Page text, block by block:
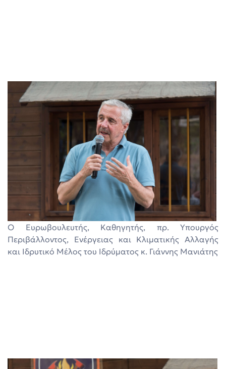
Ο Ευρωβουλευτής, Καθηγητής, πρ. Υπουργός
Περιβάλλοντος, Ενέργειας και Κλιματικής Αλλαγής
και Ιδρυτικό Μέλος του Ιδρύματος κ. Γιάννης Μανιάτης